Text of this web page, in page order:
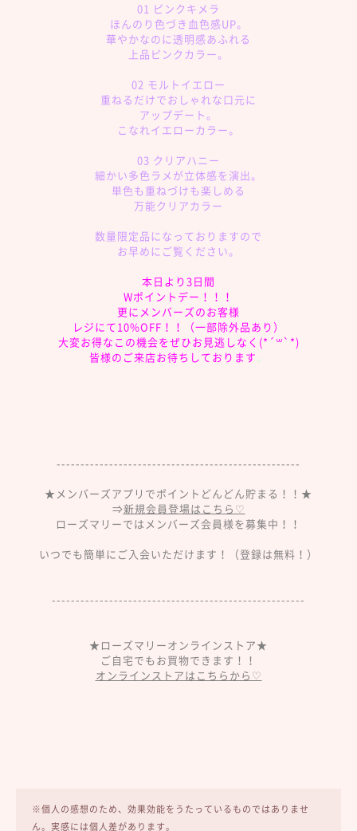
01 ピンクキメラ
ほんのり色づき血色感UP。
華やかなのに透明感あふれる
上品ピンクカラー。
02 モルトイエロー
重ねるだけでおしゃれな口元に
アップデート。
こなれイエローカラー。
03 クリアハニー
細かい多色ラメが立体感を演出。
単色も重ねづけも楽しめる
万能クリアカラー
数量限定品になっておりますので
お早めにご覧ください。
本日より3日間
Wポイントデー！！！
更にメンバーズのお客様
レジにて10%OFF！！（一部除外品あり）
大変お得なこの機会をぜひお見逃しなく(*´꒳`*)
皆様のご来店お待ちしております。
---------------------------------------------------
★メンバーズアプリでポイントどんどん貯まる！！★
⇒新規会員登場はこちら♡
ローズマリーではメンバーズ会員様を募集中！！
いつでも簡単にご入会いただけます！（登録は無料！）
-----------------------------------------------------
★ローズマリーオンラインストア★
ご自宅でもお買物できます！！
オンラインストアはこちらから♡
※個人の感想のため、効果効能をうたっているものではありませ
ん。実感には個人差があります。